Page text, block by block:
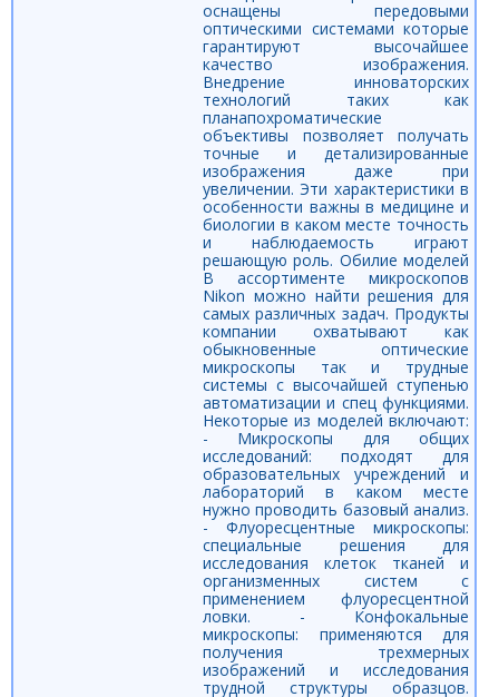
оснащены передовыми
оптическими системами которые
гарантируют высочайшее
качество изображения.
Внедрение инноваторских
технологий таких как
планапохроматические
объективы позволяет получать
точные и детализированные
изображения даже при
увеличении. Эти характеристики в
особенности важны в медицине и
биологии в каком месте точность
и наблюдаемость играют
решающую роль. Обилие моделей
В ассортименте микроскопов
Nikon можно найти решения для
самых различных задач. Продукты
компании охватывают как
обыкновенные оптические
микроскопы так и трудные
системы с высочайшей ступенью
автоматизации и спец функциями.
Некоторые из моделей включают:
- Микроскопы для общих
исследований: подходят для
образовательных учреждений и
лабораторий в каком месте
нужно проводить базовый анализ.
- Флуоресцентные микроскопы:
специальные решения для
исследования клеток тканей и
организменных систем с
применением флуоресцентной
ловки. - Конфокальные
микроскопы: применяются для
получения трехмерных
изображений и исследования
трудной структуры образцов.